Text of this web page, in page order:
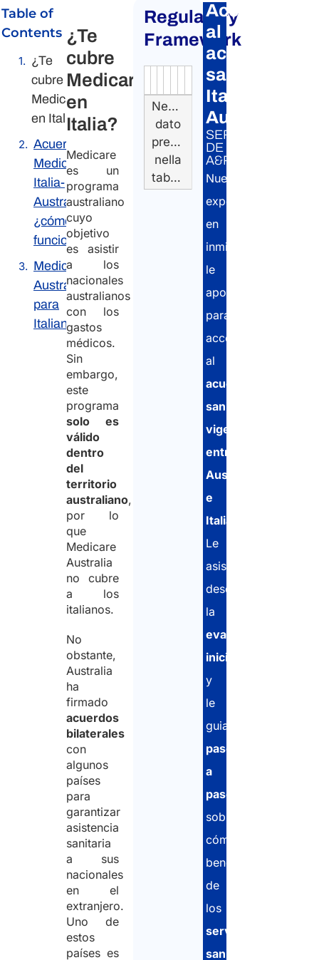
Table of
Contents
¿Te
cubre
Medicare
en Italia?
Acuerdo
Medicare
Italia-
Australia:
¿cómo
funciona?
Medicare
Australia
para
Italianos
¿Te
cubre
Medicare
en
Italia?
Medicare
es un
programa
australiano
cuyo
objetivo
es asistir
a los
nacionales
australianos
con los
gastos
médicos.
Sin
embargo,
este
programa
solo es
válido
dentro
del
territorio
australiano,
por lo
que
Medicare
Australia
no cubre
a los
italianos.
No
obstante,
Australia
ha
firmado
acuerdos
bilaterales
con
algunos
países
para
garantizar
asistencia
sanitaria
a sus
nacionales
en el
extranjero.
Uno de
estos
países es
Regulatory
Framework
Authority
Number
Article
Type
Date
Link
Nessun
dato
presente
nella
tabella
SERVICIO
DE
A&P:
Acceder
al
acuerdo
sanitario
Italia–
Australia
Nuestros
expertos
en
inmigración
le
apoyarán
para
acceder
al
acuerdo
sanitario
vigente
entre
Australia
e
Italia
Le
asistimos
desde
la
evaluación
inicial
y
le
guiamos
paso
a
paso
sobre
cómo
beneficiarse
de
los
servicios
sanitarios